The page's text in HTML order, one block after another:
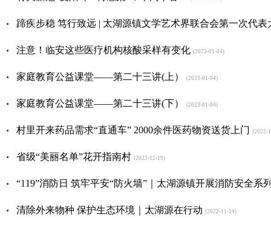
· 蹄疾步稳 笃行致远 | 太湖源镇文学艺术界联合会第一次代表
· 注意！临安这些医疗机构核酸采样有变化 (2023-01-04)
· 家庭教育公益课堂——第二十三讲(上） (2023-01-04)
· 家庭教育公益课堂——第二十三讲(下） (2023-01-04)
· 村里开来药品需求“直通车” 2000余件医药物资送货上门 (2022-
· 省级“美丽名单”花开指南村 (2022-12-19)
· “119”消防日 筑牢平安“防火墙”｜太湖源镇开展消防安全系
· 清除外来物种 保护生态环境｜太湖源在行动 (2022-11-14)